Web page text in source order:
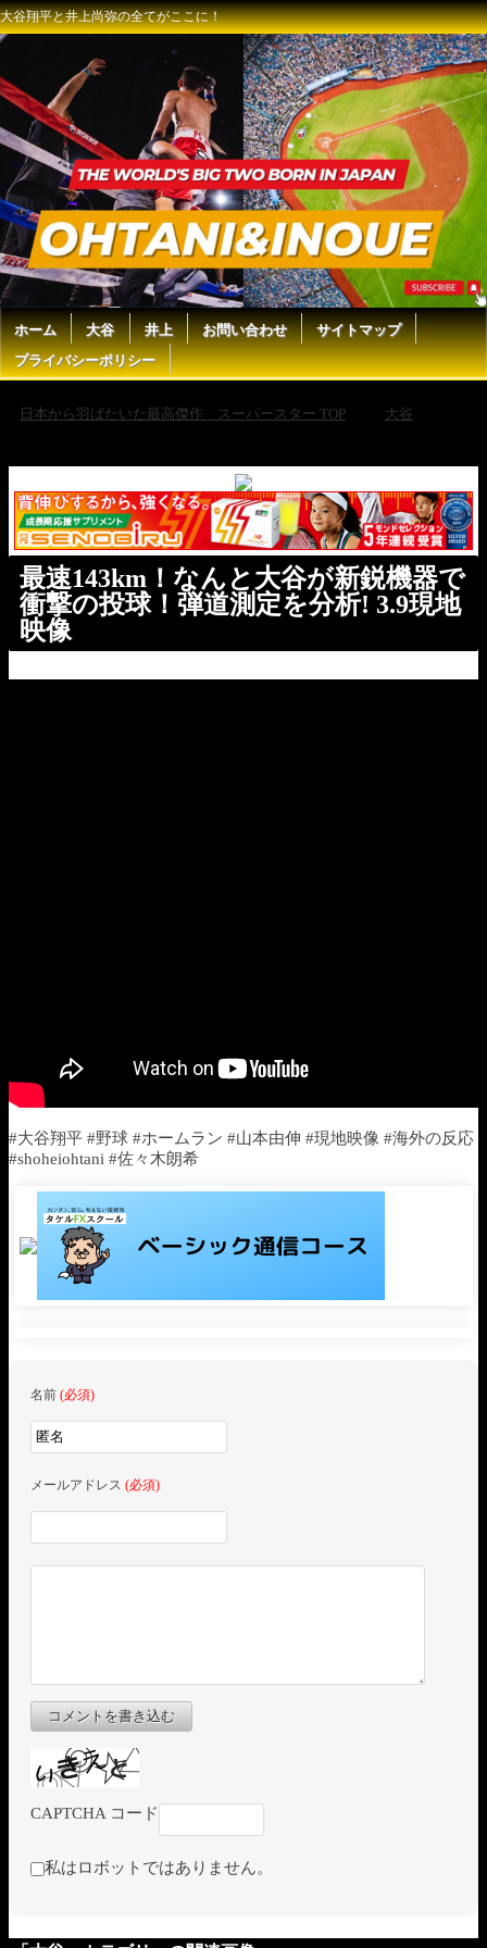
大谷翔平と井上尚弥の全てがここに！
ホーム 大谷 井上 お問い合わせ
サイトマップ
プライバシーポリシー
日本から羽ばたいた最高傑作 スーパースター TOP 大谷
最速143km！なんと大谷が新鋭機器で
衝撃の投球！弾道測定を分析! 3.9現地
映像
#大谷翔平 #野球 #ホームラン #山本由伸 #現地映像 #海外の反応
#shoheiohtani #佐々木朗希
名前 (必須)
メールアドレス (必須)
コメントを書き込む
CAPTCHA コード
私はロボットではありません。